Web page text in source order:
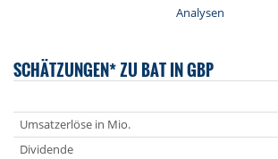
Analysen
SCHÄTZUNGEN* ZU BAT IN GBP
Umsatzerlöse in Mio.
Dividende